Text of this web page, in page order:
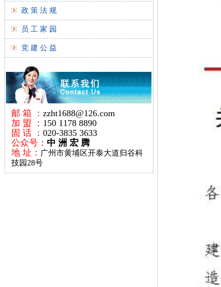
政 策 法 规
员 工 家 园
党 建 公 益
邮 箱 ： zzht1688@126.com
加 盟 ： 150 1178 8890
固 话 ： 020-3835 3633
公众号： 中 洲 宏 腾
地 址： 广州市黄埔区开泰大道归谷科
技园28号